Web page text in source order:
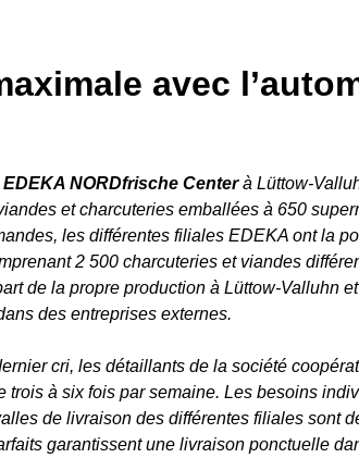
avec
EDEKA NORDfrische Centerà Lüttow-
et charcuteries emballées à 650
les différentes filiales EDEKA ont la
2 500 charcuteries et viandes
de la propre production à Lüttow-Valluhn et
des entreprises externes.
cri, les détaillants de la société
trois à six fois par semaine. Les besoins
de livraison des différentes filiales sont
garantissent une livraison ponctuelle